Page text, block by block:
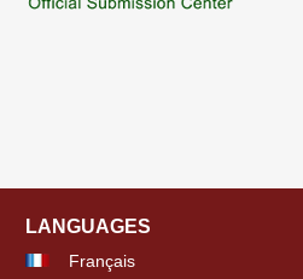
LANGUAGES
Français